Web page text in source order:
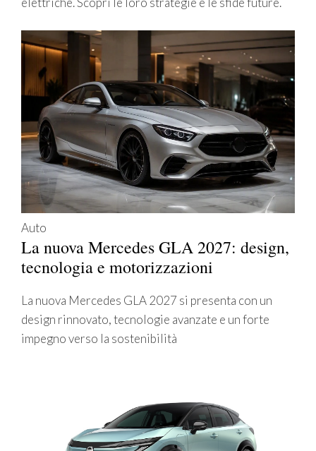
Auto
La nuova Mercedes GLA 2027: design,
tecnologia e motorizzazioni
La nuova Mercedes GLA 2027 si presenta con un
design rinnovato, tecnologie avanzate e un forte
impegno verso la sostenibilità